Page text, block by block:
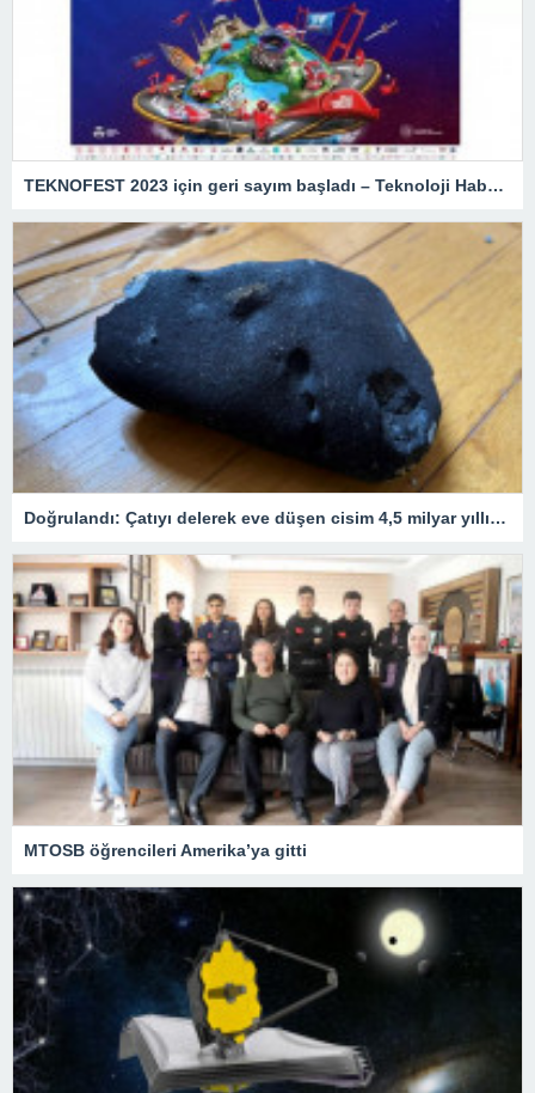
TEKNOFEST 2023 için geri sayım başladı – Teknoloji Haberleri
Doğrulandı: Çatıyı delerek eve düşen cisim 4,5 milyar yıllık bir göktaşı!
MTOSB öğrencileri Amerika’ya gitti